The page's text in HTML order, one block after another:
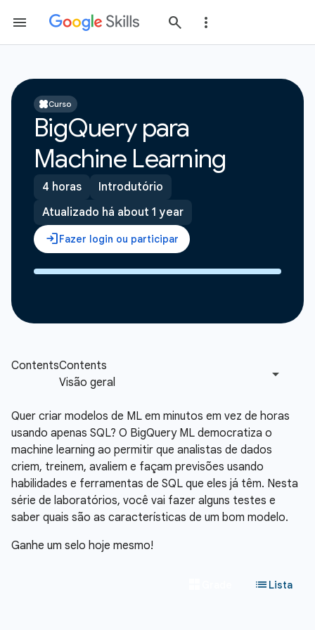
Curso
BigQuery para
Machine Learning
4 horas
Introdutório
Atualizado há about 1 year
Quer criar modelos de ML em minutos em vez de horas
usando apenas SQL? O BigQuery ML democratiza o
machine learning ao permitir que analistas de dados
criem, treinem, avaliem e façam previsões usando
habilidades e ferramentas de SQL que eles já têm. Nesta
série de laboratórios, você vai fazer alguns testes e
saber quais são as características de um bom modelo.
Ganhe um selo hoje mesmo!